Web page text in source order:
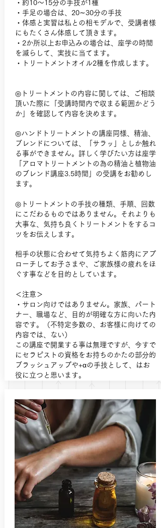
・約10～15分の手技が1種
・手足の場合は、20∼30分の手技
・体感と実習は私との相モデルで、受講者様
にもたくさん体感して頂きます。
​・2か所以上お申込みの場合は、座学の時間
を減らして、実技に当てます。
​・トリートメントオイル2種を作成します。
◎トリートメントの内容に関しては、ご相談
頂いた際に「受講時間内で収まる範囲かどう
か」を確認して内容を決めます。
◎ハンドトリートメントの講座同様、精油、
ブレンドについては、「サラッ」としか触れ
る事ができません。詳しく学びたい方は座学​
「アロマトリートメントの為の精油と植物油
のブレンド講座3.5時間」の受講をお勧めし
ます。
◎トリートメントの手技の種類、手順、回数
にこだわるものではありません。それよりも
大事な、気持ち良くトリートメントをするコ
ツをお伝えします。
相手の状態に合わせて気持ちよく筋肉にアプ
ローチしてお子さまや、ご家族様の疲れをほ
ぐす事などを目的としています。
＜注意＞
・サロン向けではありません。家族、パート
ナー、職場など、目的が明確な方に向いた内
容です。（不特定多数の、お客様に向けての
内容では、ない）
この講座で開業する事は無理ですが、今すで
にセラピストの資格をお持ちのかたの部分的
ブラッシュアップや+αの手技として、はお
役に立つと思います。